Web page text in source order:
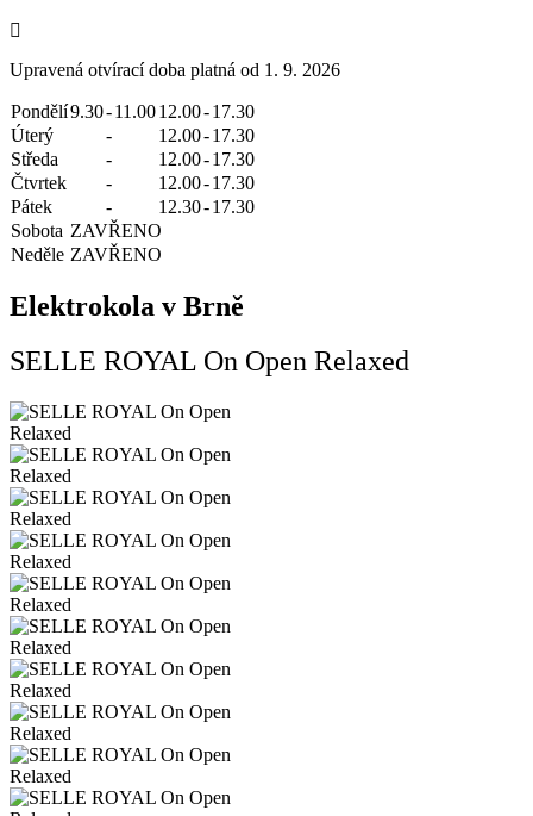
Upravená otvírací doba platná od 1. 9. 2026
Pondělí9.30-11.0012.00-17.30
Úterý
- 12.00-17.30
Středa
- 12.00-17.30
Čtvrtek
- 12.00-17.30
Pátek
- 12.30-17.30
Sobota ZAVŘENO
Neděle ZAVŘENO
Elektrokola v Brně
SELLE ROYAL On Open Relaxed